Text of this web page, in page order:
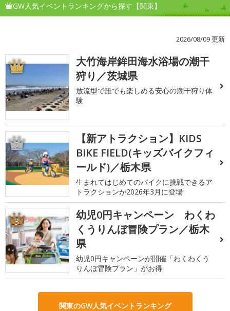
GW人気イベントランキングから探す【関東】
2026/08/09 更新
1
大竹海岸鉾田海水浴場の潮干
狩り／茨城県
放流型で誰でも楽しめる安心の潮干狩り体
験
2
【新アトラクション】KIDS
BIKE FIELD(キッズバイクフィ
ールド)／栃木県
生まれてはじめてのバイクに挑戦できるア
トラクションが2026年3月に登場
3
幼児0円キャンペーン わくわ
くうりんぼ冒険プラン／栃木
県
幼児0円キャンペーンが開催「わくわくう
りんぼ冒険プラン」がお得
関東のGW人気イベントランキング